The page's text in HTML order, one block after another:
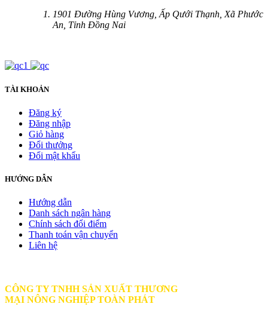
1901 Đường Hùng Vương, Ấp Qưới Thạnh, Xã Phước
An, Tỉnh Đồng Nai
TÀI KHOẢN
Đăng ký
Đăng nhập
Giỏ hàng
Đổi thưởng
Đổi mật khẩu
HƯỚNG DẪN
Hướng dẫn
Danh sách ngân hàng
Chính sách đổi điểm
Thanh toán vận chuyển
Liên hệ
CÔNG TY TNHH SẢN XUẤT THƯƠNG
MẠI NÔNG NGHIỆP TOÀN PHÁT